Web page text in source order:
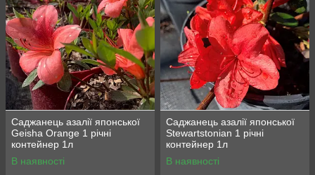
Саджанець азалії японської
Geisha Orange 1 річні
контейнер 1л
В наявності
Саджанець азалії японської
Stewartstonian 1 річні
контейнер 1л
В наявності